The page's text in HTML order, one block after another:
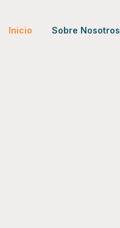
Inicio Sobre Nosotros